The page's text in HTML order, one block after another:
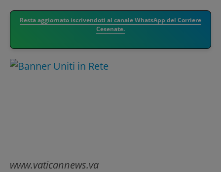
Resta aggiornato iscrivendoti al canale WhatsApp del Corriere
Cesenate.
www.vaticannews.va